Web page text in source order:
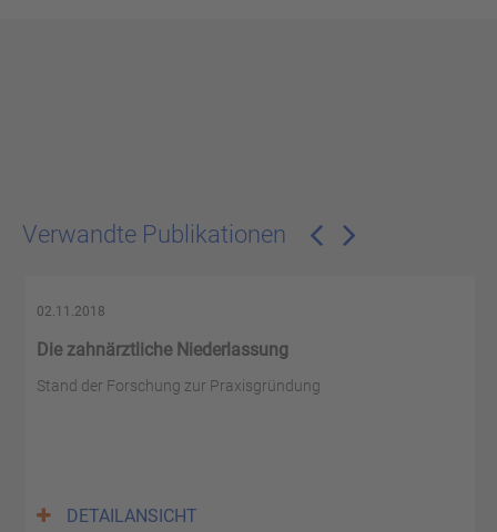
Verwandte Publikationen
02.11.2018
Die zahnärztliche Niederlassung
Stand der Forschung zur Praxisgründung
DETAILANSICHT